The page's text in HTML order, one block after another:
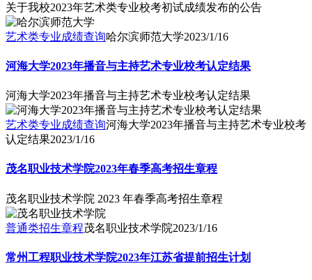
关于我校2023年艺术类专业校考初试成绩发布的公告
艺术类专业成绩查询哈尔滨师范大学2023/1/16
河海大学2023年播音与主持艺术专业校考认定结果
河海大学2023年播音与主持艺术专业校考认定结果
艺术类专业成绩查询河海大学2023年播音与主持艺术专业校考
认定结果2023/1/16
茂名职业技术学院2023年春季高考招生章程
茂名职业技术学院 2023 年春季高考招生章程
普通类招生章程茂名职业技术学院2023/1/16
常州工程职业技术学院2023年江苏省提前招生计划